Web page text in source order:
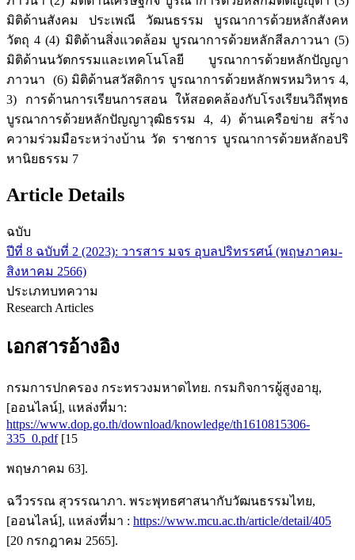
มิติด้านสังคม ประเพณี วัฒนธรรม บูรณาการด้วยหลักสังคห
วัตถุ 4 (4) มิติด้านสิ่งแวดล้อม บูรณาการด้วยหลักสีลภาวนา (5)
มิติด้านนวัตกรรมและเทคโนโลยี บูรณาการด้วยหลักปัญญา
ภาวนา (6) มิติด้านสวัสดิการ บูรณาการด้วยหลักพรหมวิหาร 4,
3) การด้านการเรียนการสอน ให้สอดคล้องกับโรงเรียนวิถีพุทธ
บูรณาการด้วยหลักปัญญาวุฒิธรรม 4, 4) ด้านเครือข่าย สร้าง
ความร่วมมือระหว่างบ้าน วัด ราชการ บูรณาการด้วยหลักอปริ
หานิยธรรม 7
Article Details
ฉบับ
ปีที่ 8 ฉบับที่ 2 (2023): วารสาร มจร อุบลปริทรรศน์ (พฤษภาคม-
สิงหาคม 2566)
ประเภทบทความ
Research Articles
เอกสารอ้างอิง
กรมการปกครอง กระทรวงมหาดไทย. กรมกิจการผู้สูงอายุ,
[ออนไลน์], แหล่งที่มา:
https://www.dop.go.th/download/knowledge/th1610815306-
335_0.pdf[15
พฤษภาคม 63].
ฉวีวรรณ สุวรรณาภา. พระพุทธศาสนากับวัฒนธรรมไทย,
[ออนไลน์], แหล่งที่มา : https://www.mcu.ac.th/article/detail/405
[20 กรกฎาคม 2565].